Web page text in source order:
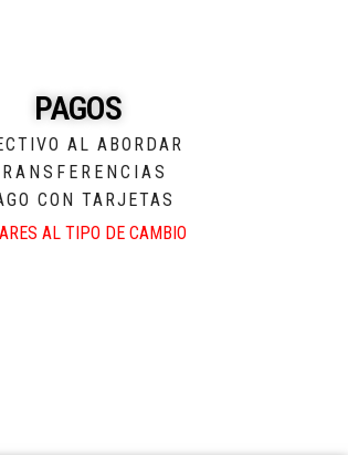
PAGOS
AL ABORDAR
CON TARJETAS
AL TIPO DE CAMBIO